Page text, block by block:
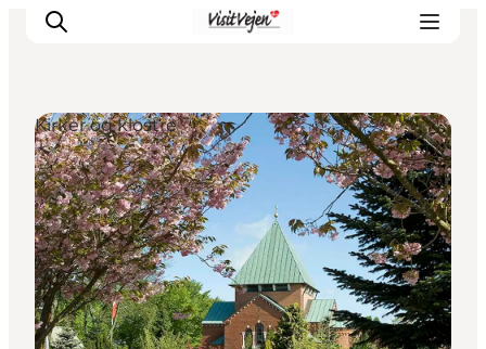
Spise
Sove
Natur
Se og oplev
Byer
Events
Kirker og klostre